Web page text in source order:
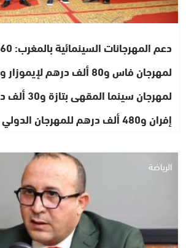
لمهرجان
إفران و480 ألف درهم للمهرجان الدولي للفيلم…
الرياضة